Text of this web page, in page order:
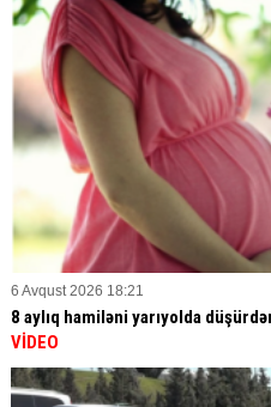
6 Avqust 2026 18:21
8 aylıq hamiləni yarıyolda
VİDEO